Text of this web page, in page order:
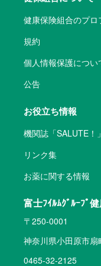
健康保険組合のプロ
規約
個人情報保護につい
公告
お役立ち情報
機関誌「SALUTE！」
リンク集
お薬に関する情報
富士ﾌｲﾙﾑｸﾞﾙｰﾌﾟ
〒250-0001
神奈川県小田原市扇
0465-32-2125